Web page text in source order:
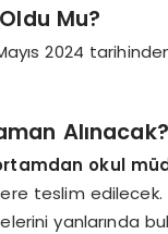
Mu?
2024
Alınacak?
okul
teslim edilecek.
yanlarında